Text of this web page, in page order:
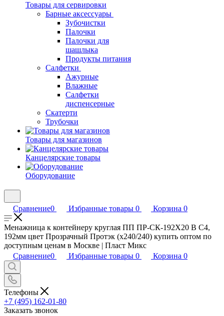
Товары для сервировки
Барные аксессуары
Зубочистки
Палочки
Палочки для
шашлыка
Продукты питания
Салфетки
Ажурные
Влажные
Салфетки
диспенсерные
Скатерти
Трубочки
Товары для магазинов
Канцелярские товары
Оборудование
Сравнение0 Избранные товары 0 Корзина 0
Менажница к контейнеру круглая ПП ПР-СК-192Х20 В С4,
192мм цвет Прозрачный Протэк (х240/240) купить оптом по
доступным ценам в Москве | Пласт Микс
Сравнение0 Избранные товары 0 Корзина 0
Телефоны
+7 (495) 162-01-80
Заказать звонок